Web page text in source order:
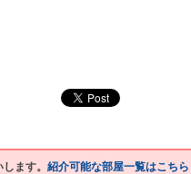
ます。 紹介可能な部屋一覧はこちら